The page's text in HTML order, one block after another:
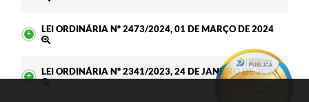
LEI ORDINÁRIA Nº 2473/2024, 01 DE MARÇO DE 2024
LEI ORDINÁRIA Nº 2341/2023, 24 DE JANEIRO DE 2023